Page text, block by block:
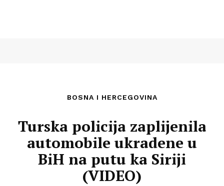
BOSNA I HERCEGOVINA
Turska policija zaplijenila
automobile ukradene u
BiH na putu ka Siriji
(VIDEO)